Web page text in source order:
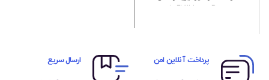
E7III Long Range یکی
پرداخت آنلاین امن ارسال سریع